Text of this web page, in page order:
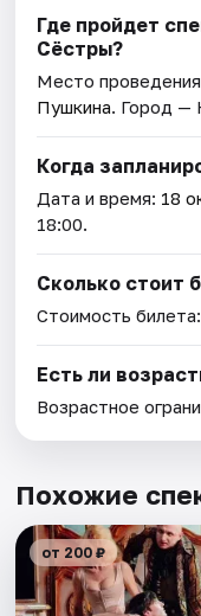
Где пройдет
Сёстры?
Место
Пушкина. Город —
Когда
Дата и время: 18
18:00.
Сколько стоит
Стоимость
Есть ли
Возрастное
Похожие
от 200 ₽